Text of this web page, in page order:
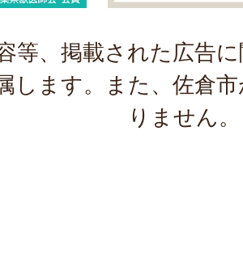
等、掲載された広告
します。また、佐倉
りません。